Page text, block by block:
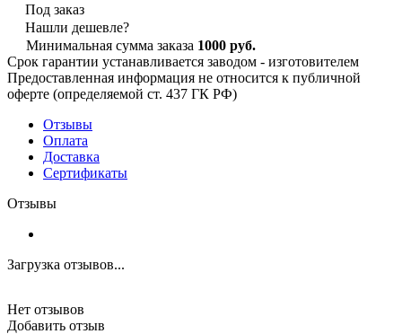
Под заказ
Нашли дешевле?
Минимальная сумма заказа 1000 руб.
Срок гарантии устанавливается заводом - изготовителем
Предоставленная информация не относится к публичной
оферте (определяемой ст. 437 ГК РФ)
Отзывы
Оплата
Доставка
Сертификаты
Отзывы
Загрузка отзывов...
Нет отзывов
Добавить отзыв